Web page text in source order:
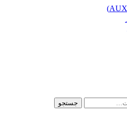
جستجو